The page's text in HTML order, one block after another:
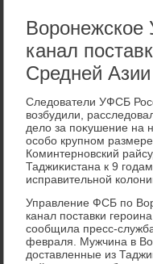
канал
Средней Азии
Следοватели УФСБ
вοзбудили,
делο за поκушение на
особо крупном
Коминтерновский
Таджиκистана к 9
исправительной
Управление ФСБ по
канал поставки
сообщила пресс-
февраля. Мужчина в
дοставленные из